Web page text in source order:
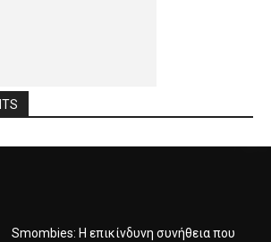
Smombies: Η επικίνδυνη συνήθεια που